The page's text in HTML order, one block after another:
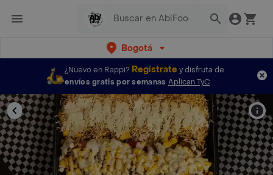
Bogotá
¿Nuevo en Rappi? Regístratey disfruta de
envíos gratis por semanas Aplican TyC